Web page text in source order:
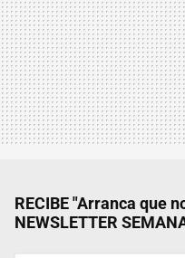
RECIBE "Arranca que
NEWSLETTER